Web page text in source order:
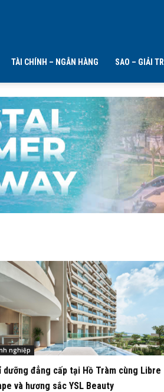
TÀI CHÍNH – NGÂN HÀNG SAO – GIẢI TRÍ
nghiệp
dưỡng đẳng cấp tại Hồ Tràm cùng Libre
và hương sắc YSL Beauty